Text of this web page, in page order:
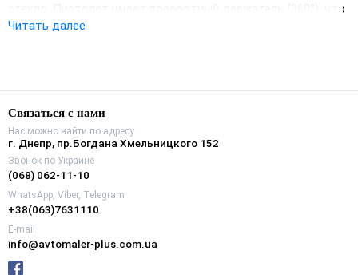
стекло. Пистолет имеет поворотный держатель (360°), что
облегчает распределение масс в труднодоступных местах.
Читать далее
Связаться с нами
Нас можно найти по адресу
г. Днепр, пр.Богдана Хмельницкого 152
Звонок по Украине
(068) 062-11-10
WhatsApp, Viber, Telegram
+38(063)7631110
E-mail
info@avtomaler-plus.com.ua